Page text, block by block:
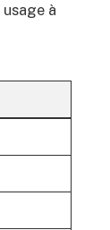
à